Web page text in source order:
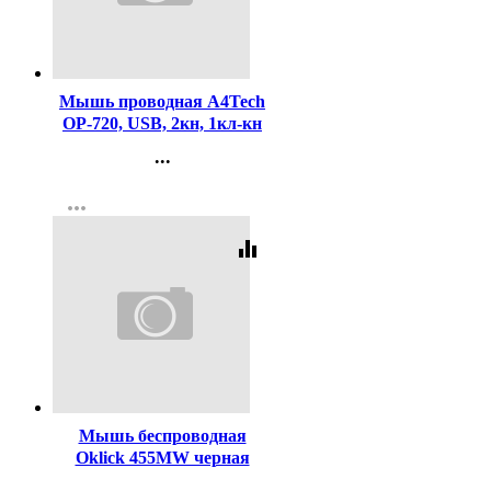
Мышь проводная A4Tech
OP-720, USB, 2кн, 1кл-кн
...
Регистрация
more_horiz
equalizer
Мышь беспроводная
Oklick 455MW черная